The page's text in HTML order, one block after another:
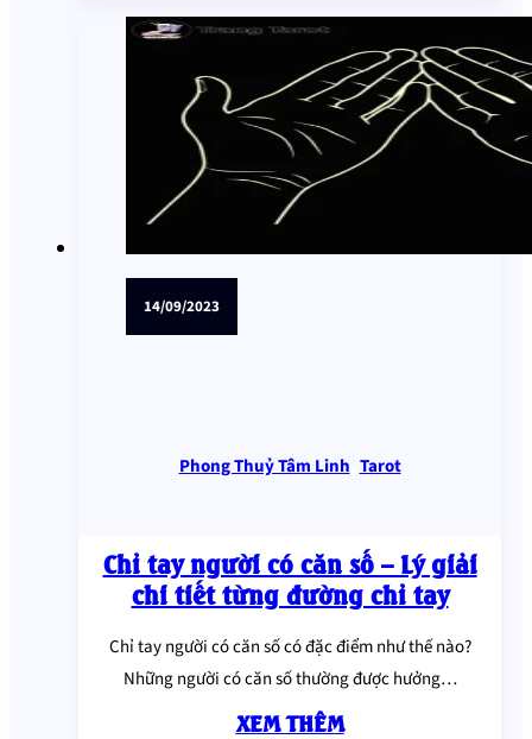
14/09/2023
Phong Thuỷ Tâm Linh Tarot
Chỉ tay người có căn số – Lý giải
chi tiết từng đường chỉ tay
Chỉ tay người có căn số có đặc điểm như thế nào?
Những người có căn số thường được hưởng…
XEM THÊM